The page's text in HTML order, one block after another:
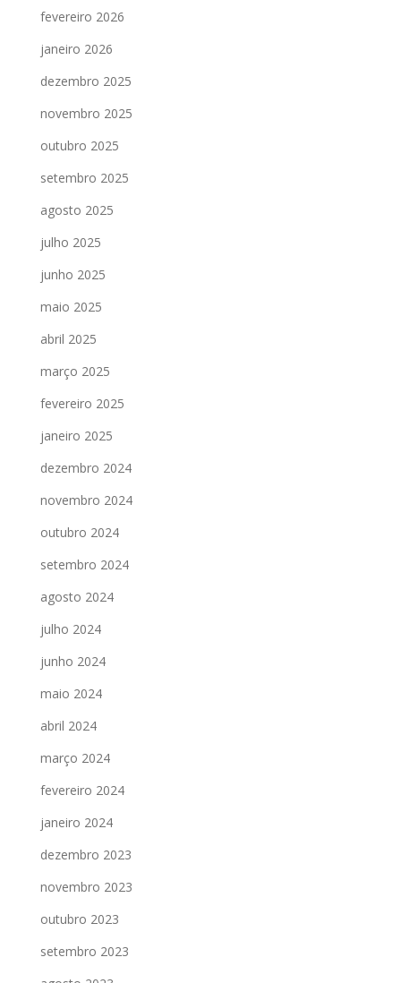
fevereiro 2026
janeiro 2026
dezembro 2025
novembro 2025
outubro 2025
setembro 2025
agosto 2025
julho 2025
junho 2025
maio 2025
abril 2025
março 2025
fevereiro 2025
janeiro 2025
dezembro 2024
novembro 2024
outubro 2024
setembro 2024
agosto 2024
julho 2024
junho 2024
maio 2024
abril 2024
março 2024
fevereiro 2024
janeiro 2024
dezembro 2023
novembro 2023
outubro 2023
setembro 2023